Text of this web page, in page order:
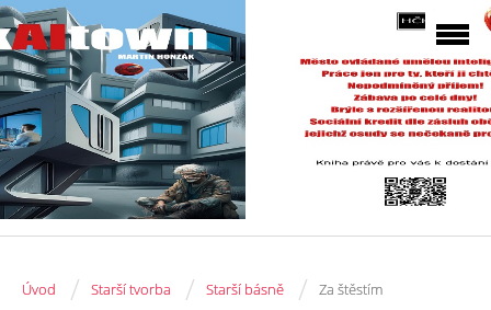
Úvod / Starší tvorba / Starší básně / Za štěstím